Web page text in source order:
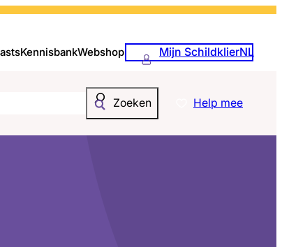
KennisbankWebshop Mijn SchildklierNL
Zoeken
Help mee